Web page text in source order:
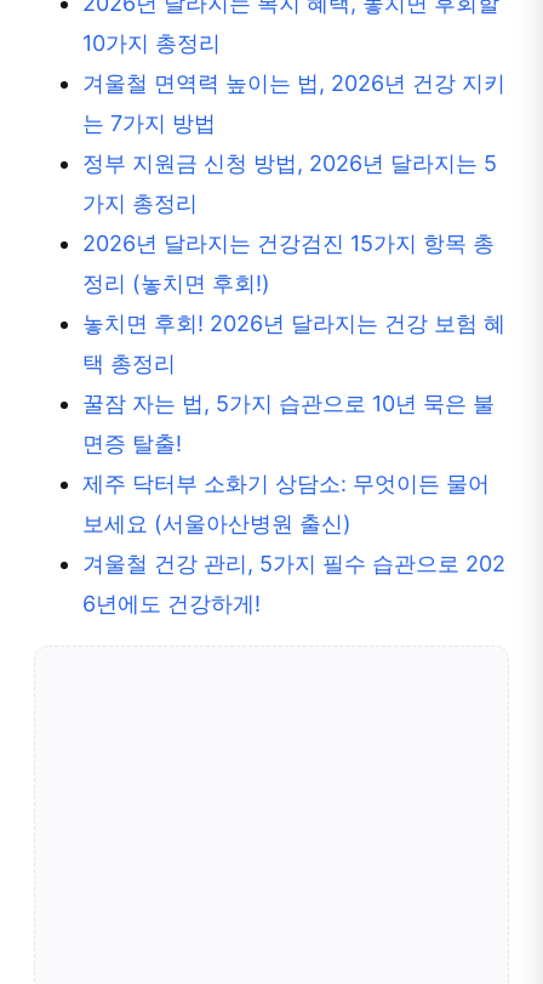
10가지 총정리
겨울철 면역력 높이는 법, 2026년 건강 지키
는 7가지 방법
정부 지원금 신청 방법, 2026년 달라지는 5
가지 총정리
2026년 달라지는 건강검진 15가지 항목 총
정리 (놓치면 후회!)
놓치면 후회! 2026년 달라지는 건강 보험 혜
택 총정리
꿀잠 자는 법, 5가지 습관으로 10년 묵은 불
면증 탈출!
제주 닥터부 소화기 상담소: 무엇이든 물어
보세요 (서울아산병원 출신)
겨울철 건강 관리, 5가지 필수 습관으로 202
6년에도 건강하게!